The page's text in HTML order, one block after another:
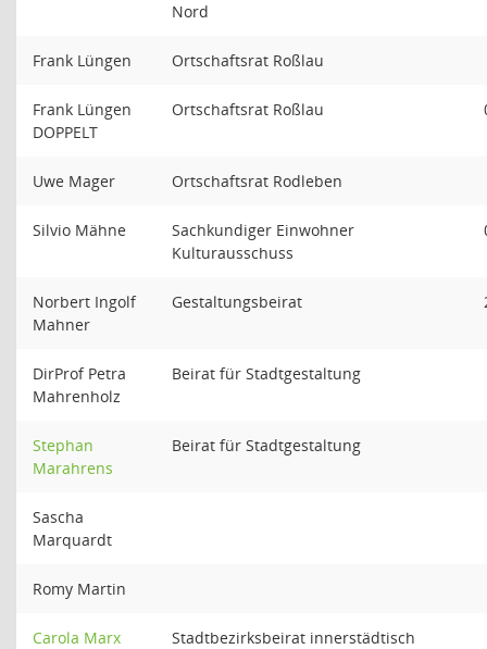
Nord
Frank Lüngen Ortschaftsrat Roßlau
Frank Lüngen
DOPPELT
Ortschaftsrat Roßlau
Uwe Mager Ortschaftsrat Rodleben
Silvio Mähne
Sachkundiger Einwohner
Kulturausschuss
Norbert Ingolf
Mahner
Gestaltungsbeirat
DirProf Petra
Mahrenholz
Beirat für Stadtgestaltung
Stephan
Marahrens
Beirat für Stadtgestaltung
Sascha
Marquardt
Romy Martin
Carola Marx
Stadtbezirksbeirat innerstädtisch